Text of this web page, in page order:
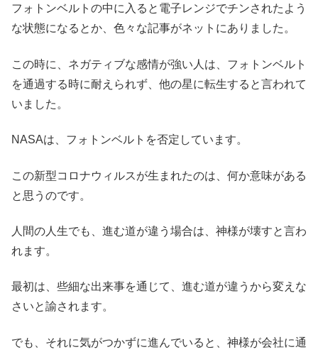
フォトンベルトの中に入ると電子レンジでチンされたよう
な状態になるとか、色々な記事がネットにありました。
この時に、ネガティブな感情が強い人は、フォトンベルト
を通過する時に耐えられず、他の星に転生すると言われて
いました。
NASAは、フォトンベルトを否定しています。
この新型コロナウィルスが生まれたのは、何か意味がある
と思うのです。
人間の人生でも、進む道が違う場合は、神様が壊すと言わ
れます。
最初は、些細な出来事を通じて、進む道が違うから変えな
さいと諭されます。
でも、それに気がつかずに進んでいると、神様が会社に通